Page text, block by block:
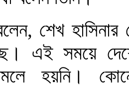
বলেন, শেখ
এই সময়ে
হয়নি।